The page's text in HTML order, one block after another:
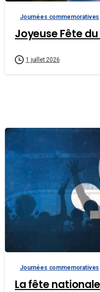
Journées commemoratives
Joyeuse Fête
1 juillet 2026
Journées commemoratives
La fête